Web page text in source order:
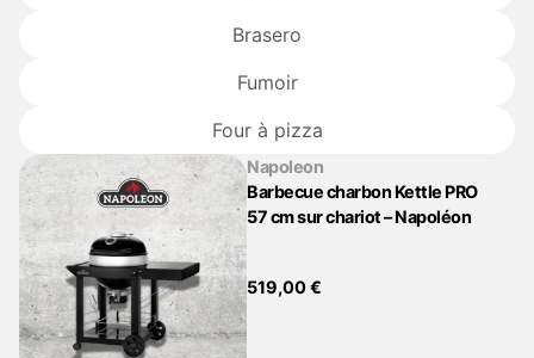
Brasero
Fumoir
Four à pizza
Napoleon
Barbecue charbon Kettle PRO
57 cm sur chariot – Napoléon
519,00€